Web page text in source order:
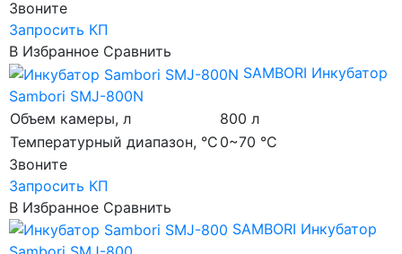
Звоните
Запросить КП
В Избранное Сравнить
SAMBORI Инкубатор
Sambori SMJ-800N
Объем камеры, л
800 л
Температурный диапазон, °C 0~70 °C
Звоните
Запросить КП
В Избранное Сравнить
SAMBORI Инкубатор